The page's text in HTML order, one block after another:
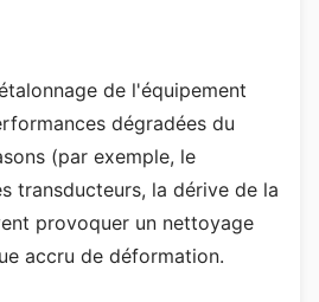
de l'équipement
dégradées du
(par exemple, le
transducteurs, la dérive de la
provoquer un nettoyage
accru de déformation.